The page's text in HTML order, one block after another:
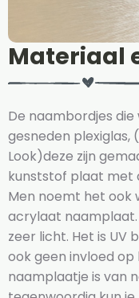
Materiaal
De naambordjes
gesneden plexiglas,
Look)deze zijn
kunststof plaat met
Men noemt het ook
acrylaat
zeer licht. Het is UV
ook geen invloed
naamplaatje is van